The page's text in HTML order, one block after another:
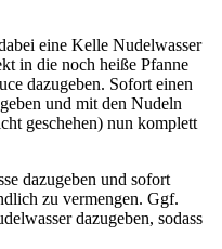
eine Kelle Nudelwasser
in die noch heiße Pfanne
dazugeben. Sofort einen
und mit den Nudeln
geschehen) nun komplett
dazugeben und sofort
zu vermengen. Ggf.
dazugeben, sodass